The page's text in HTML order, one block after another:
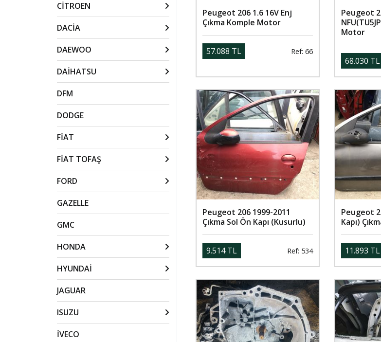
CİTROEN
DACİA
DAEWOO
DAİHATSU
DFM
DODGE
FİAT
FİAT TOFAŞ
FORD
GAZELLE
GMC
HONDA
HYUNDAİ
JAGUAR
ISUZU
İVECO
Peugeot 206 1.6 16V Enj
Çıkma Komple Motor
57.088 TL Ref: 66
Peugeot
Motor
68.030 TL
Peugeot 206 1999-2011
Çıkma Sol Ön Kapı (Kusurlu)
9.514 TL Ref: 534
Peugeot
Kapı)
11.893 TL